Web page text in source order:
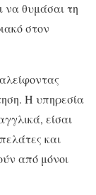
να θυμάσαι τη
στον
Η υπηρεσία
είσαι
και
από μόνοι